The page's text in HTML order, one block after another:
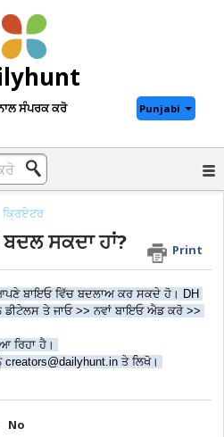
ਸੰਪਰਕ ਕਰੋ Punjabi
ਕ੍ਰਿਏਟਰ
ਸਕਦਾ ਹਾਂ? Print
ਬਾਇਓ ਵਿੱਚ ਬਦਲਾਅ ਕਰ ਸਕਦੇ ਹੋ। DH
ਤੇ ਜਾਓ >> ਨਵਾਂ ਬਾਇਓ ਐਡ ਕਰੋ >>
ਰਿਹਾ ਹੈ।
ਤੇ ਲਿਖੋ।
No